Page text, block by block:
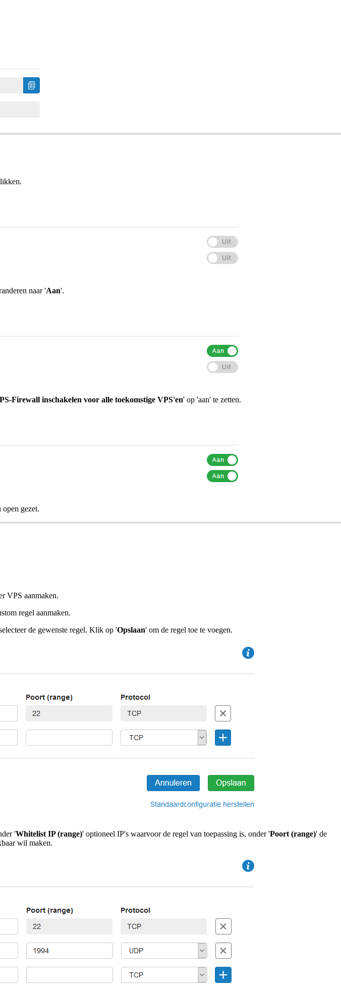
naar 'Aan'.
Firewall inschakelen voor alle toekomstige VPS'en' op 'aan' te zetten.
gezet.
VPS aanmaken.
regel aanmaken.
de gewenste regel. Klik op 'Opslaan' om de regel toe te voegen.
'Whitelist IP (range)' optioneel IP's waarvoor de regel van toepassing is, onder 'Poort (range)' de
wil maken.